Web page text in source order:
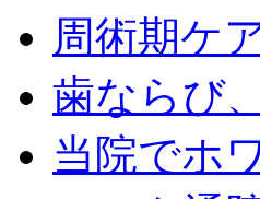
周術期ケ
歯ならび
当院でホ